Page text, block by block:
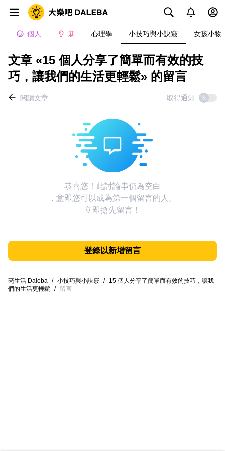
個人 新 心理學 小技巧與小訣竅 女孩小物
文章 «15 個人分享了簡單而有效的技
巧，讓我們的生活更輕鬆» 的留言
閱讀文章 取得通知
恭喜您！此討論串仍為空白
，意即您可以成為第一個留言的人。
立即搶先留言！
登錄以新增留言
亮生活 Daleba / 小技巧與小訣竅 /
15 個人分享了簡單而有效的技巧，讓我
們的生活更輕鬆 / 留言